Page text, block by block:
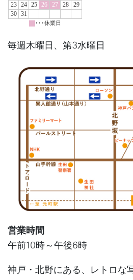
毎週木曜日、第3水曜日
営業時間
午前10時～午後6時
神戸・北野にある、レトロな